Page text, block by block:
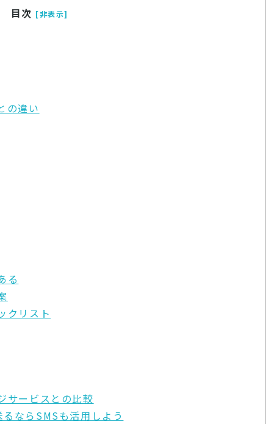
目次 [非表示]
の違い
る
クリスト
サービスとの比較
ならSMSも活用しよう